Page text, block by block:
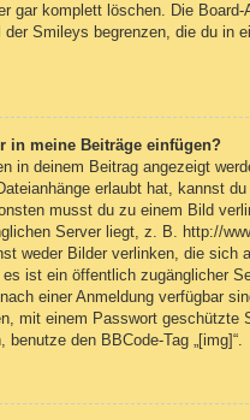
gar komplett löschen. Die
der Smileys begrenzen, die du in
in meine Beiträge einfügen?
in deinem Beitrag angezeigt
erlaubt hat, kannst
musst du zu einem Bild
Server liegt, z. B. http://
weder Bilder verlinken, die sich
es ist ein öffentlich zugänglicher
einer Anmeldung verfügbar
mit einem Passwort geschützte
benutze den BBCode-Tag „[img]“.